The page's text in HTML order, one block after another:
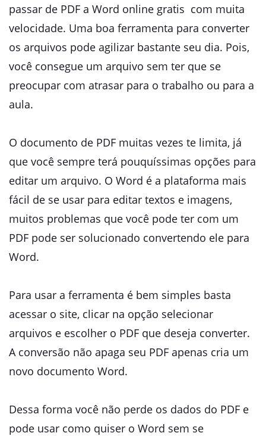
passar de PDF a Word online gratis com muita
velocidade. Uma boa ferramenta para converter
os arquivos pode agilizar bastante seu dia. Pois,
você consegue um arquivo sem ter que se
preocupar com atrasar para o trabalho ou para a
aula.
O documento de PDF muitas vezes te limita, já
que você sempre terá pouquíssimas opções para
editar um arquivo. O Word é a plataforma mais
fácil de se usar para editar textos e imagens,
muitos problemas que você pode ter com um
PDF pode ser solucionado convertendo ele para
Word.
Para usar a ferramenta é bem simples basta
acessar o site, clicar na opção selecionar
arquivos e escolher o PDF que deseja converter.
A conversão não apaga seu PDF apenas cria um
novo documento Word.
Dessa forma você não perde os dados do PDF e
pode usar como quiser o Word sem se